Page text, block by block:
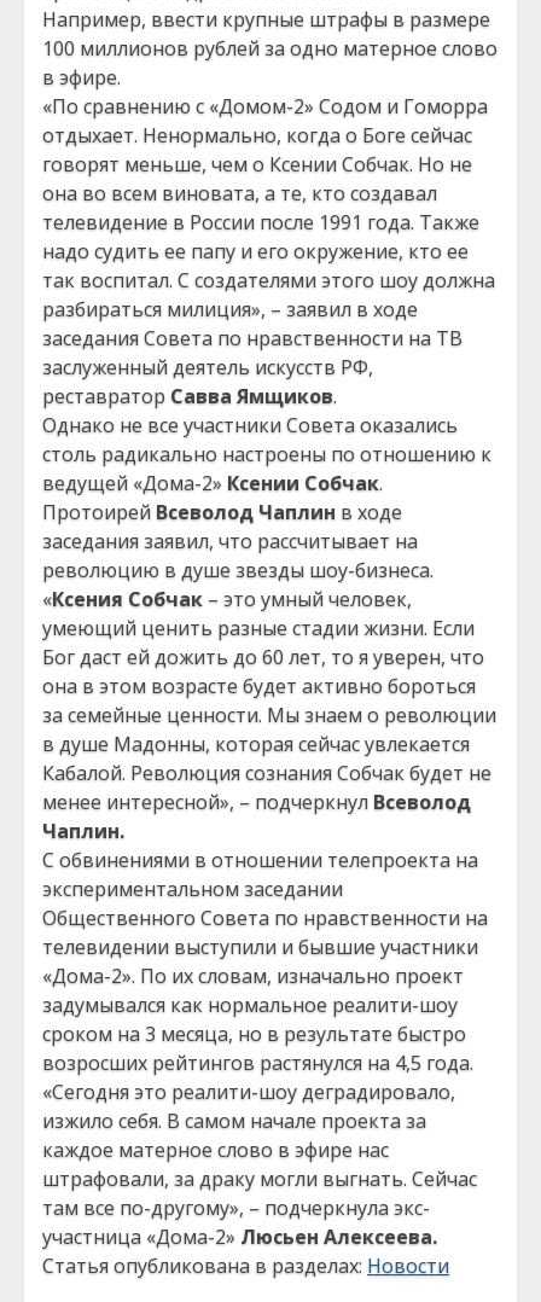
Например, ввести крупные штрафы в размере
100 миллионов рублей за одно матерное слово
в эфире.
«По сравнению с «Домом-2» Содом и Гоморра
отдыхает. Ненормально, когда о Боге сейчас
говорят меньше, чем о Ксении Собчак. Но не
она во всем виновата, а те, кто создавал
телевидение в России после 1991 года. Также
надо судить ее папу и его окружение, кто ее
так воспитал. С создателями этого шоу должна
разбираться милиция», – заявил в ходе
заседания Совета по нравственности на ТВ
заслуженный деятель искусств РФ,
реставратор Савва Ямщиков.
Однако не все участники Совета оказались
столь радикально настроены по отношению к
ведущей «Дома-2» Ксении Собчак.
Протоирей Всеволод Чаплин в ходе
заседания заявил, что рассчитывает на
революцию в душе звезды шоу-бизнеса.
«Ксения Собчак – это умный человек,
умеющий ценить разные стадии жизни. Если
Бог даст ей дожить до 60 лет, то я уверен, что
она в этом возрасте будет активно бороться
за семейные ценности. Мы знаем о революции
в душе Мадонны, которая сейчас увлекается
Кабалой. Революция сознания Собчак будет не
менее интересной», – подчеркнул Всеволод
Чаплин.
С обвинениями в отношении телепроекта на
экспериментальном заседании
Общественного Совета по нравственности на
телевидении выступили и бывшие участники
«Дома-2». По их словам, изначально проект
задумывался как нормальное реалити-шоу
сроком на 3 месяца, но в результате быстро
возросших рейтингов растянулся на 4,5 года.
«Сегодня это реалити-шоу деградировало,
изжило себя. В самом начале проекта за
каждое матерное слово в эфире нас
штрафовали, за драку могли выгнать. Сейчас
там все по-другому», – подчеркнула экс-
участница «Дома-2» Люсьен Алексеева.
Статья опубликована в разделах: Новости